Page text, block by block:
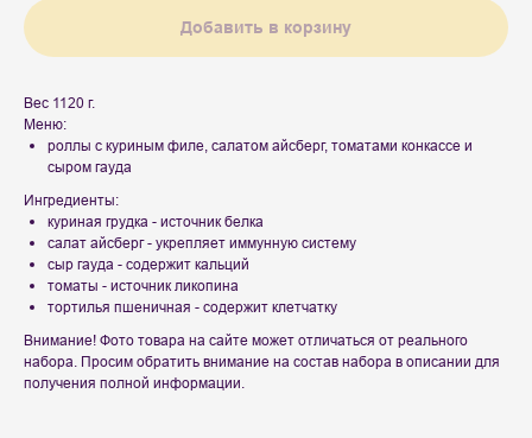
Добавить в корзину
Вес 1120 г.
Меню:
роллы с куриным филе, салатом айсберг, томатами конкассе и
сыром гауда
Ингредиенты:
куриная грудка - источник белка
салат айсберг - укрепляет иммунную систему
сыр гауда - содержит кальций
томаты - источник ликопина
тортилья пшеничная - содержит клетчатку
Внимание! Фото товара на сайте может отличаться от реального
набора. Просим обратить внимание на состав набора в описании для
получения полной информации.